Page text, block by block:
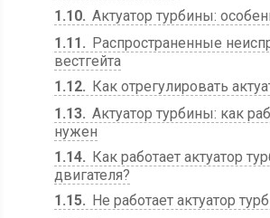
1.10 Актуатор турбины:
1.11
Распространенные
вестгейта
1.12
Как отрегулировать
1.13 Актуатор турбины: как
нужен
1.14
Как работает актуатор
двигателя?
1.15
Не работает актуатор